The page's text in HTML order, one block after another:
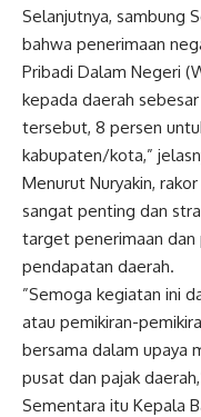
Selanjutnya, sambung
bahwa penerimaan
Pribadi Dalam Negeri
kepada daerah
tersebut, 8 persen
kabupaten/kota,”
Menurut Nuryakin,
sangat penting dan
target penerimaan
pendapatan daerah.
”Semoga kegiatan ini
atau pemikiran-
bersama dalam upaya
pusat dan pajak
Sementara itu Kepala